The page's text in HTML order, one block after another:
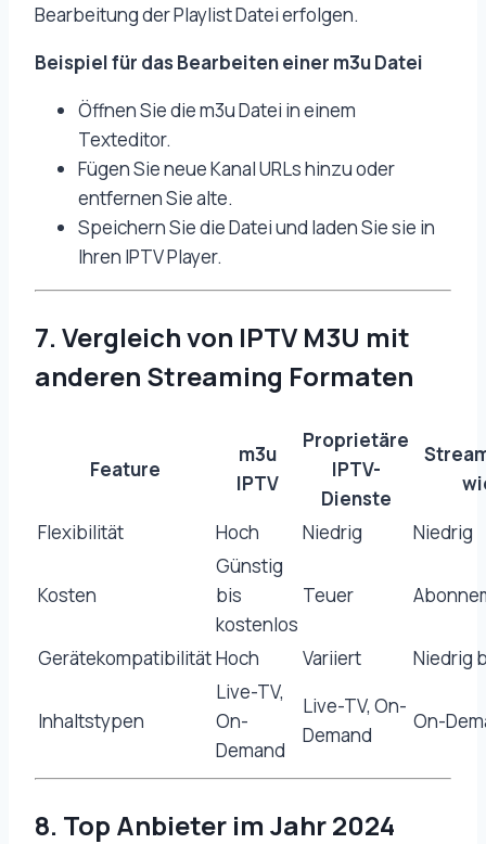
Bearbeitung der Playlist Datei erfolgen.
Beispiel für das Bearbeiten einer m3u Datei
Öffnen Sie die m3u Datei in einem
Texteditor.
Fügen Sie neue Kanal URLs hinzu oder
entfernen Sie alte.
Speichern Sie die Datei und laden Sie sie in
Ihren IPTV Player.
7. Vergleich von IPTV M3U mit
anderen Streaming Formaten
Feature
m3u
IPTV
Proprietäre
IPTV-
Dienste
Flexibilität
Hoch Niedrig Niedrig
Kosten
Günstig
bis
kostenlos
Teuer
GerätekompatibilitätHoch Variiert Niedrig
Inhaltstypen
Live-TV,
On-
Demand
Live-TV, On-
Demand
On-
8. Top Anbieter im Jahr 2024